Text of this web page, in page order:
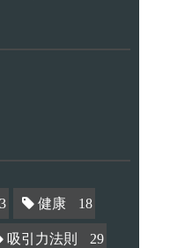
健康 18
吸引力法則 29